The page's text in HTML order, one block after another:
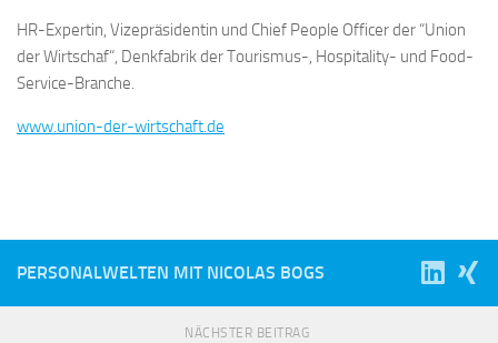
HR-Expertin, Vizepräsidentin und Chief People Officer der “Union
der Wirtschaf“, Denkfabrik der Tourismus-, Hospitality- und Food-
Service-Branche.
www.union-der-wirtschaft.de
PERSONALWELTEN MIT NICOLAS BOGS
NÄCHSTER BEITRAG